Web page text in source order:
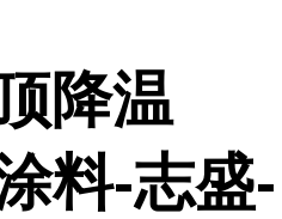
降温
料-志盛-